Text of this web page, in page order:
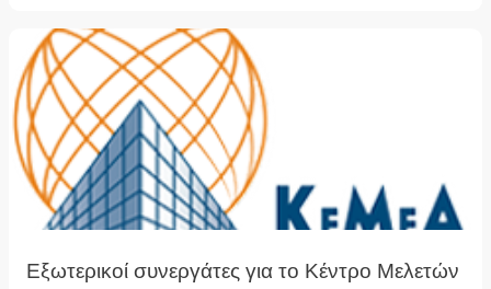
Εξωτερικοί συνεργάτες για το Κέντρο Μελετών